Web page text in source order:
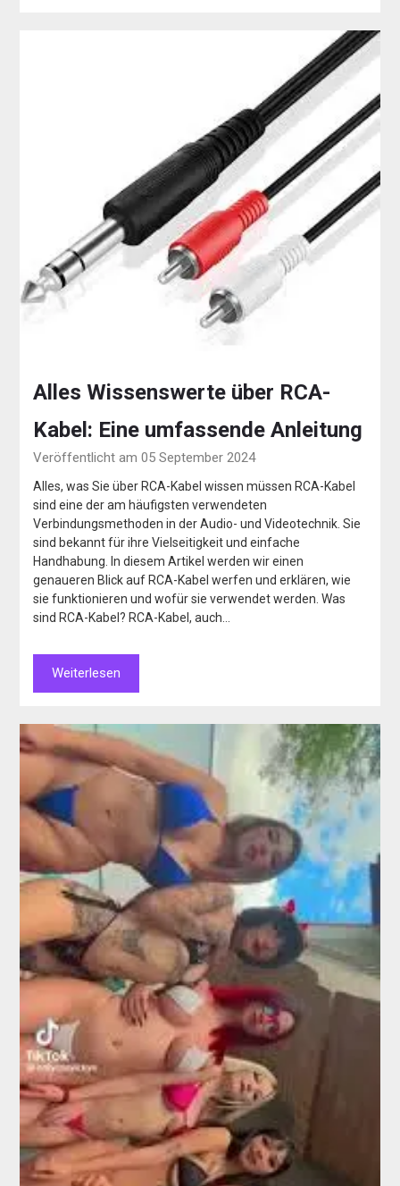
Alles Wissenswerte über RCA-
Kabel: Eine umfassende Anleitung
Veröffentlicht am 05 September 2024
Alles, was Sie über RCA-Kabel wissen müssen RCA-Kabel
sind eine der am häufigsten verwendeten
Verbindungsmethoden in der Audio- und Videotechnik. Sie
sind bekannt für ihre Vielseitigkeit und einfache
Handhabung. In diesem Artikel werden wir einen
genaueren Blick auf RCA-Kabel werfen und erklären, wie
sie funktionieren und wofür sie verwendet werden. Was
sind RCA-Kabel? RCA-Kabel, auch…
Weiterlesen